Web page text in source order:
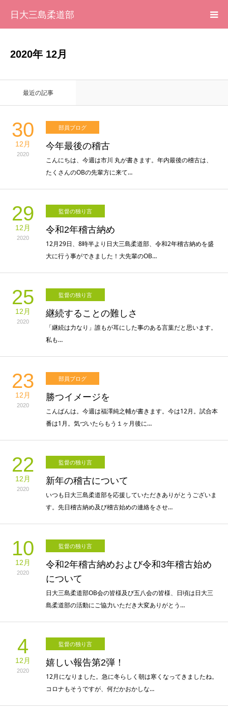
日大三島柔道部
2020年 12月
最近の記事
30
12月
2020
部員ブログ
今年最後の稽古
こんにちは、今週は市川 丸が書きます。年内最後の稽古は、
たくさんのOBの先輩方に来て…
29
12月
2020
監督の独り言
令和2年稽古納め
12月29日、8時半より日大三島柔道部、令和2年稽古納めを盛
大に行う事ができました！大先輩のOB…
25
12月
2020
監督の独り言
継続することの難しさ
「継続は力なり」誰もが耳にした事のある言葉だと思います。
私も…
23
12月
2020
部員ブログ
勝つイメージを
こんばんは。今週は福澤純之輔が書きます。今は12月。試合本
番は1月。気づいたらもう１ヶ月後に…
22
12月
2020
監督の独り言
新年の稽古について
いつも日大三島柔道部を応援していただきありがとうございま
す。先日稽古納め及び稽古始めの連絡をさせ…
10
12月
2020
監督の独り言
令和2年稽古納めおよび令和3年稽古始め
について
日大三島柔道部OB会の皆様及び五八会の皆様、日頃は日大三
島柔道部の活動にご協力いただき大変ありがとう…
4
12月
2020
監督の独り言
嬉しい報告第2弾！
12月になりました。急に冬らしく朝は寒くなってきましたね。
コロナもそうですが、何だかおかしな…
大会記録
写真集
応援メッセージ一覧